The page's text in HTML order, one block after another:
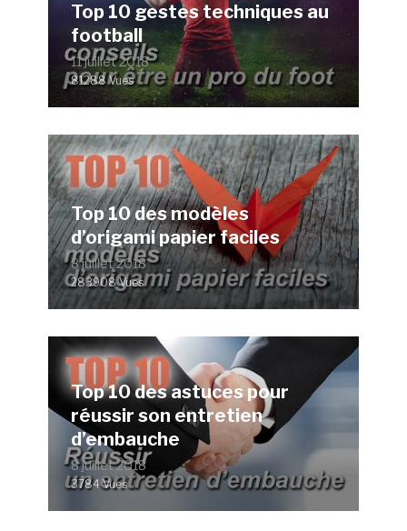
Top 10 gestes techniques au
football
11 juillet 2018
81288 Vues
Top 10 des modèles
d’origami papier faciles
8 juillet 2018
283908 Vues
Top 10 des astuces pour
réussir son entretien
d’embauche
8 juillet 2018
3784 Vues